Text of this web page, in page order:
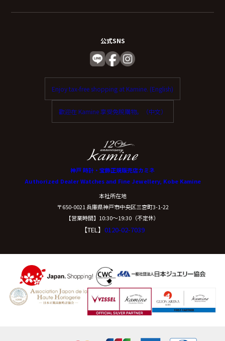
公式SNS
Enjoy tax-free shopping at Kamine. (English)
歡迎在 Kamine 享受免稅購物。（中文）
神戸 時計・宝飾正規販売店カミネ
Authorized Dealer Watches and Fine Jewellery, Kobe Kamine
本社所在地
〒650-0021 兵庫県神戸市中央区三宮町3-1-22
【営業時間】10:30〜19:30（不定休）
【TEL】 0120-02-7039